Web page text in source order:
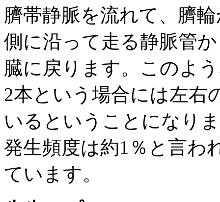
臍帯静脈を流れて、臍
側に沿って走る静脈管
臓に戻ります。このよ
2本という場合には左右
いるということになり
発生頻度は約1％と言わ
ています。